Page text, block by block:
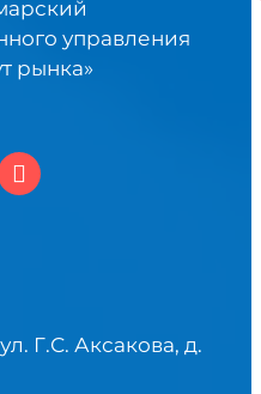
управления
рынка»
Г.С. Аксакова, д.